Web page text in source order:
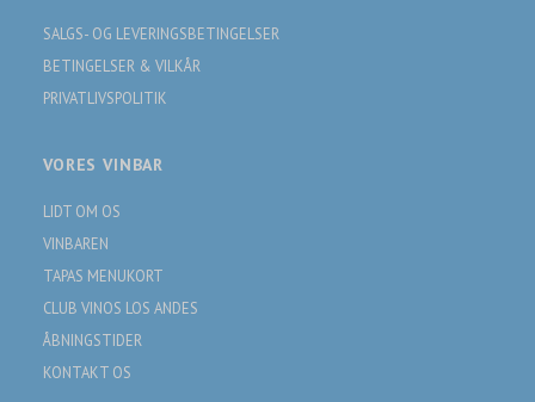
SALGS- OG LEVERINGSBETINGELSER
BETINGELSER & VILKÅR
PRIVATLIVSPOLITIK
VORES VINBAR
LIDT OM OS
VINBAREN
TAPAS MENUKORT
CLUB VINOS LOS ANDES
ÅBNINGSTIDER
KONTAKT OS